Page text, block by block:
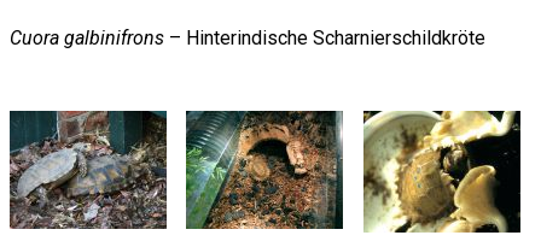
Cuora galbinifrons – Hinterindische Scharnierschildkröte